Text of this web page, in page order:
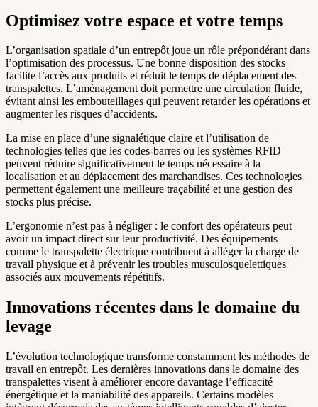
Optimisez votre espace et votre temps
L’organisation spatiale d’un entrepôt joue un rôle prépondérant dans
l’optimisation des processus. Une bonne disposition des stocks
facilite l’accès aux produits et réduit le temps de déplacement des
transpalettes. L’aménagement doit permettre une circulation fluide,
évitant ainsi les embouteillages qui peuvent retarder les opérations et
augmenter les risques d’accidents.
La mise en place d’une signalétique claire et l’utilisation de
technologies telles que les codes-barres ou les systèmes RFID
peuvent réduire significativement le temps nécessaire à la
localisation et au déplacement des marchandises. Ces technologies
permettent également une meilleure traçabilité et une gestion des
stocks plus précise.
L’ergonomie n’est pas à négliger : le confort des opérateurs peut
avoir un impact direct sur leur productivité. Des équipements
comme le transpalette électrique contribuent à alléger la charge de
travail physique et à prévenir les troubles musculosquelettiques
associés aux mouvements répétitifs.
Innovations récentes dans le domaine du
levage
L’évolution technologique transforme constamment les méthodes de
travail en entrepôt. Les dernières innovations dans le domaine des
transpalettes visent à améliorer encore davantage l’efficacité
énergétique et la maniabilité des appareils. Certains modèles